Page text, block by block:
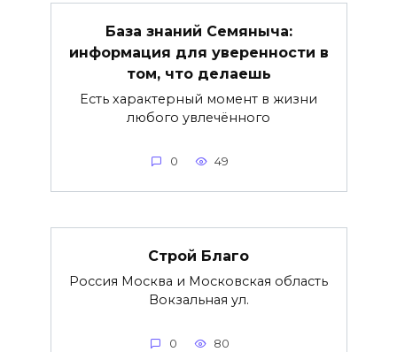
База знаний Семяныча:
информация для уверенности в
том, что делаешь
Есть характерный момент в жизни
любого увлечённого
0 49
Строй Благо
Россия Москва и Московская область
Вокзальная ул.
0 80